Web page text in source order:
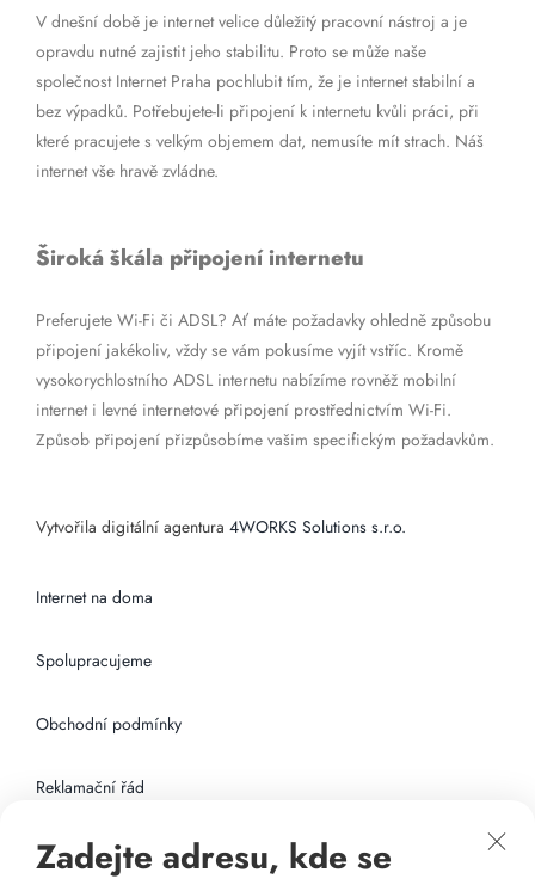
V dnešní době je internet velice důležitý pracovní nástroj a je
opravdu nutné zajistit jeho stabilitu. Proto se může naše
společnost Internet Praha pochlubit tím, že je internet stabilní a
bez výpadků. Potřebujete-li připojení k internetu kvůli práci, při
které pracujete s velkým objemem dat, nemusíte mít strach. Náš
internet vše hravě zvládne.
Široká škála připojení internetu
Preferujete Wi-Fi či ADSL? Ať máte požadavky ohledně způsobu
připojení jakékoliv, vždy se vám pokusíme vyjít vstříc. Kromě
vysokorychlostního ADSL internetu nabízíme rovněž mobilní
internet i levné internetové připojení prostřednictvím Wi-Fi.
Způsob připojení přizpůsobíme vašim specifickým požadavkům.
Vytvořila digitální agentura 4WORKS Solutions s.r.o.
Internet na doma
Spolupracujeme
Obchodní podmínky
Reklamační řád
Připojení k internetu
Zadejte adresu, kde se